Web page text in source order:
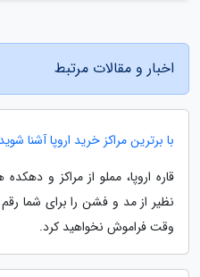
اخبار و مقالات مرتبط
با برترین مراکز خرید اروپا آشنا شوید
قاره اروپا، مملو از مراکز و
نظیر از مد و فشن را برای شما
وقت فراموش نخواهید کرد.